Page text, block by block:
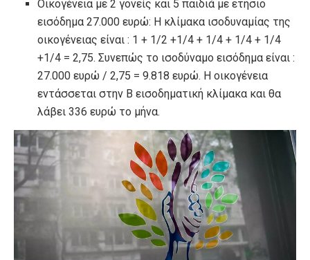
Οικογένεια με 2 γονείς και 5 παιδιά με ετήσιο
εισόδημα 27.000 ευρώ: Η κλίμακα ισοδυναμίας της
οικογένειας είναι : 1 + 1/2 +1/4 + 1/4 + 1/4 + 1/4
+1/4 = 2,75. Συνεπώς το ισοδύναμο εισόδημα είναι :
27.000 ευρώ / 2,75 = 9.818 ευρώ. Η οικογένεια
εντάσσεται στην Β εισοδηματική κλίμακα και θα
λάβει 336 ευρώ το μήνα.